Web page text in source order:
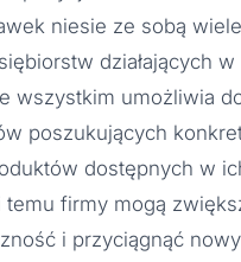
niesie ze sobą
działających
wszystkim umożliwia
poszukujących
dostępnych w
temu firmy mogą
i przyciągnąć